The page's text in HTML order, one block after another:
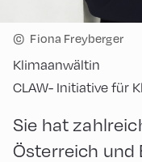
© Fiona Freyberger
Klimaanwältin
CLAW- Initiative für
Sie hat
Österreich und